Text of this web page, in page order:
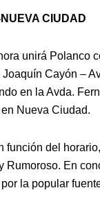
CIUDAD
unirá Polanco
Joaquín Cayón –
en la Avda.
Nueva Ciudad.
función del
Rumoroso. En
la popular